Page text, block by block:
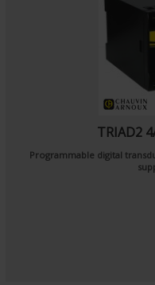
TRIAD2
Programmable digital